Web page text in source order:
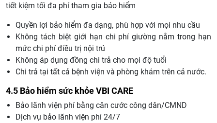
tiết kiệm tối đa phí tham gia bảo hiểm
Quyền lợi bảo hiểm đa dạng, phù hợp với mọi nhu cầu
Không tách biệt giới hạn chi phí giường nằm trong hạn
mức chi phí điều trị nội trú
Không áp dụng đồng chi trả cho mọi độ tuổi
Chi trả tại tất cả bệnh viện và phòng khám trên cả nước.
4.5 Bảo hiểm sức khỏe VBI CARE
Bảo lãnh viện phí bằng căn cước công dân/CMND
Dịch vụ bảo lãnh viện phí 24/7